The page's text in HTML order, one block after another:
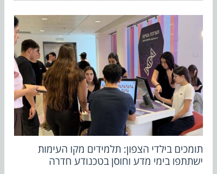
תומכים בילדי הצפון: תלמידים מקו העימות
ישתתפו בימי מדע וחוסן בטכנודע חדרה